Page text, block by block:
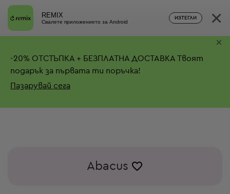
REMIX
Свалете приложението за Android
ИЗТЕГЛИ ×
-20% ОТСТЪПКА + БЕЗПЛАТНА ДОСТАВКА Твоят
подарък за първата ти поръчка!
Пазарувай сега
×
Abacus